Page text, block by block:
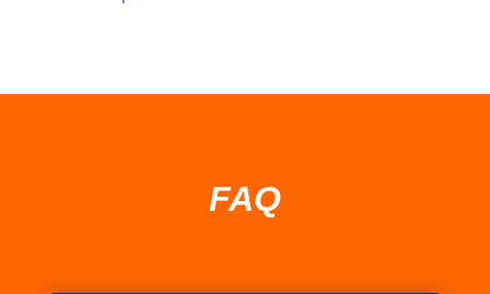
FAQ